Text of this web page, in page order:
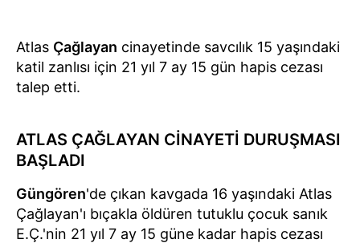
Atlas Çağlayan cinayetinde savcılık 15 yaşındaki
katil zanlısı için 21 yıl 7 ay 15 gün hapis cezası
talep etti.
ATLAS ÇAĞLAYAN CİNAYETİ DURUŞMASI
BAŞLADI
Güngören'de çıkan kavgada 16 yaşındaki Atlas
Çağlayan'ı bıçakla öldüren tutuklu çocuk sanık
E.Ç.'nin 21 yıl 7 ay 15 güne kadar hapis cezası